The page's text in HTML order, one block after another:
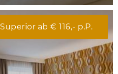
Superior ab € 116,- p.P.